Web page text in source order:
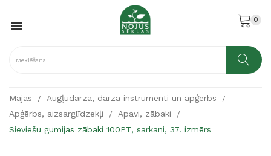
 0
Mājas
Augļudārza, dārza instrumenti un apģērbs
Apģērbs, aizsarglīdzekļi
Apavi, zābaki
Sieviešu gumijas zābaki 100PT, sarkani, 37. izmērs